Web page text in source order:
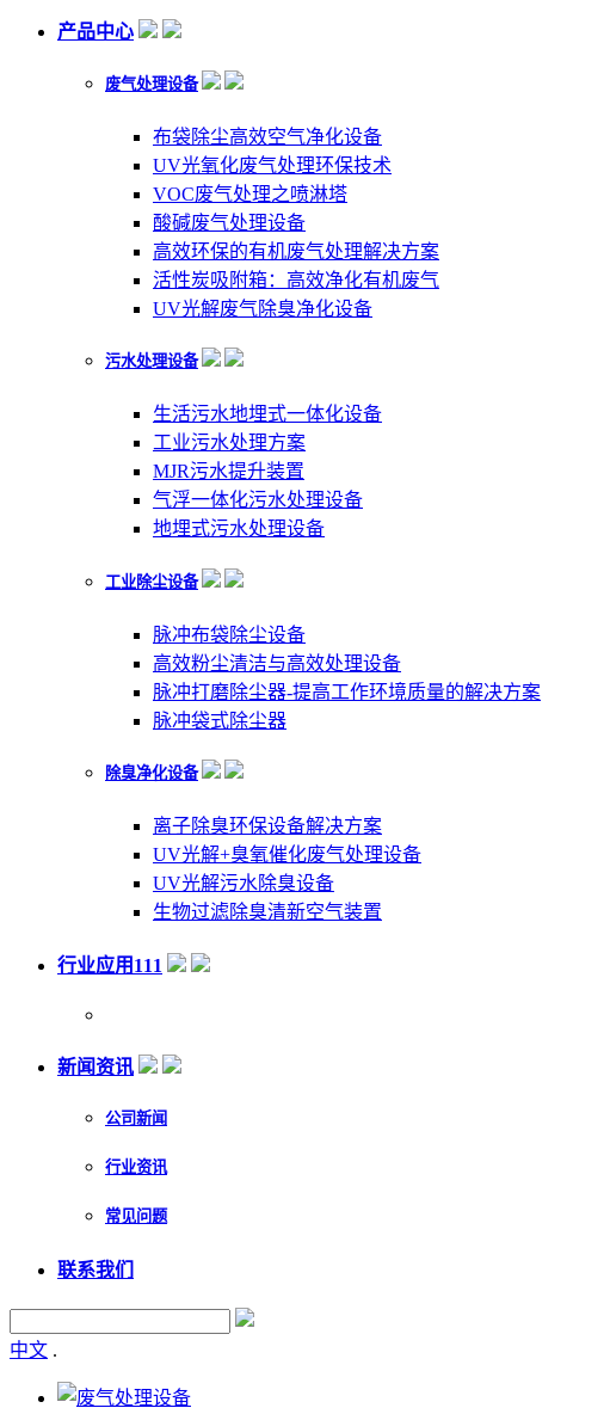
产品中心
废气处理设备
布袋除尘高效空气净化设备
UV光氧化废气处理环保技术
VOC废气处理之喷淋塔
酸碱废气处理设备
高效环保的有机废气处理解决方案
活性炭吸附箱：高效净化有机废气
UV光解废气除臭净化设备
污水处理设备
生活污水地埋式一体化设备
工业污水处理方案
MJR污水提升装置
气浮一体化污水处理设备
地埋式污水处理设备
工业除尘设备
脉冲布袋除尘设备
高效粉尘清洁与高效处理设备
脉冲打磨除尘器-提高工作环境质量的解决方案
脉冲袋式除尘器
除臭净化设备
离子除臭环保设备解决方案
UV光解+臭氧催化废气处理设备
UV光解污水除臭设备
生物过滤除臭清新空气装置
行业应用111
新闻资讯
公司新闻
行业资讯
常见问题
联系我们
中文 .